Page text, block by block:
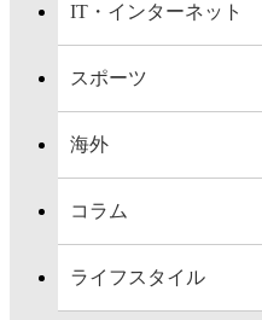
IT・インターネット
スポーツ
海外
コラム
ライフスタイル